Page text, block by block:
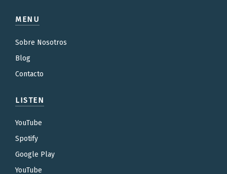
MENU
Sobre Nosotros
Blog
Contacto
LISTEN
YouTube
Spotify
Google Play
YouTube